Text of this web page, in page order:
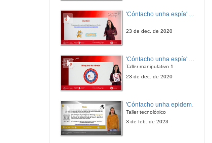
20 de dec. de 2016
20 de dec. de 2016
23 de dec. de 2020
'Cóntacho unha espía' Criptografía
Taller manipulativo 1
23 de dec. de 2020
Taller tecnolóxico
3 de feb. de 2023